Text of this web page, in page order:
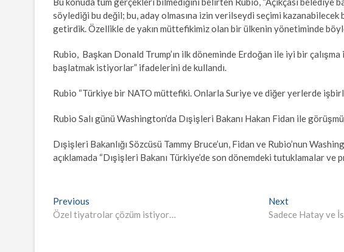
söylediği bu değil; bu, aday olmasına izin verilseydi seçimi
getirdik. Özellikle de yakın müttefikimiz olan bir ülkenin yönetiminde
Rubio, Başkan Donald Trump’ın ilk döneminde Erdoğan ile iyi bir
başlatmak istiyorlar” ifadelerini de kullandı.
Rubio “Türkiye bir NATO müttefiki. Onlarla Suriye ve diğer yerlerde
Rubio Salı günü Washington’da Dışişleri Bakanı Hakan Fidan ile
Dışişleri Bakanlığı Sözcüsü Tammy Bruce’un, Fidan ve Rubio’nun
açıklamada “Dışişleri Bakanı Türkiye’de son dönemdeki tutuklamalar
Yazı
gezinmesi
Previous
post:
Özel tiyatrolar çözüm istiyor…
NextNext
post:
Sadece Hatay ve